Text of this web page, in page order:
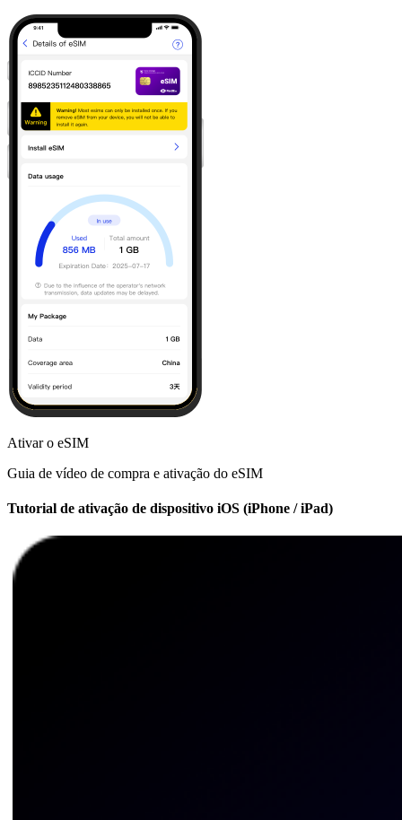
Ativar o eSIM
Guia de vídeo de compra e ativação do eSIM
Tutorial de ativação de dispositivo iOS (iPhone / iPad)